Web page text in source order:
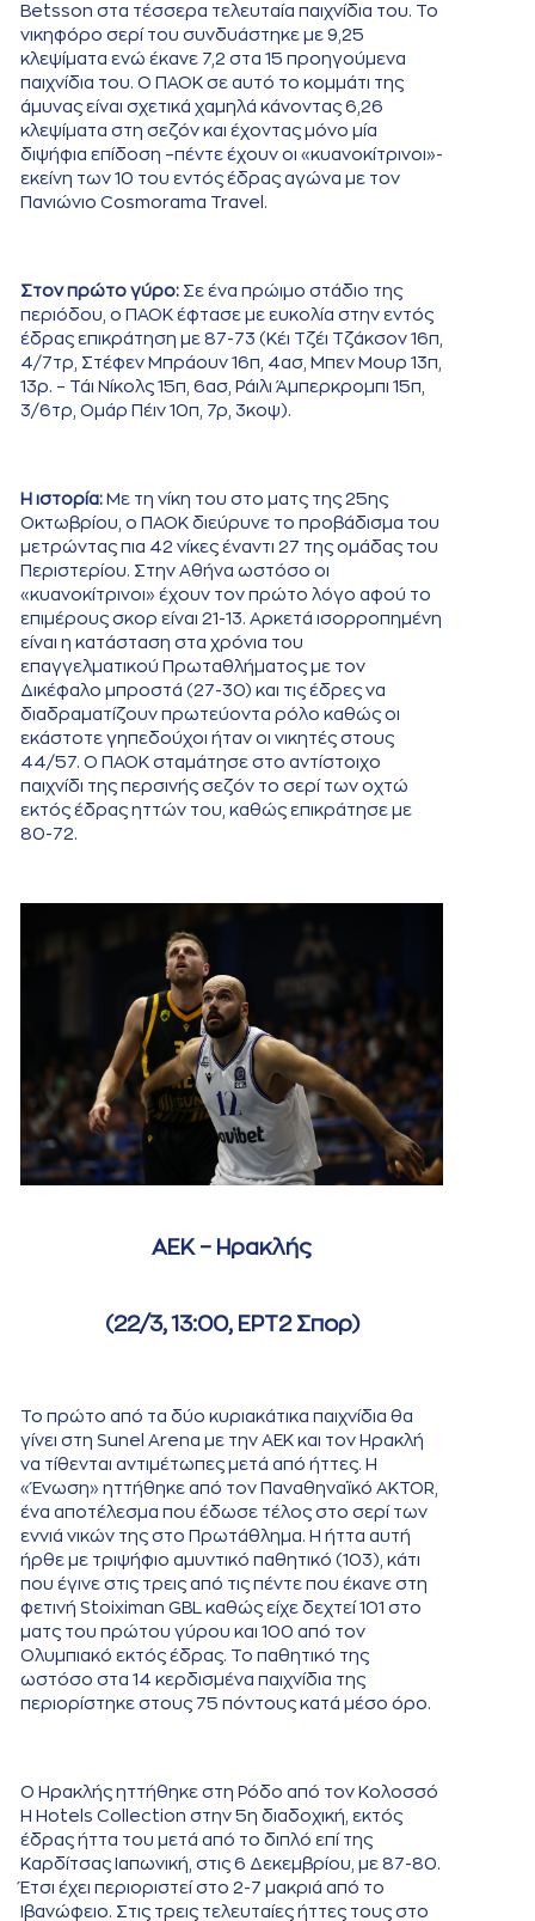
Betsson στα τέσσερα τελευταία παιχνίδια του. Το
νικηφόρο σερί του συνδυάστηκε με 9,25
κλεψίματα ενώ έκανε 7,2 στα 15 προηγούμενα
παιχνίδια του. Ο ΠΑΟΚ σε αυτό το κομμάτι της
άμυνας είναι σχετικά χαμηλά κάνοντας 6,26
κλεψίματα στη σεζόν και έχοντας μόνο μία
διψήφια επίδοση –πέντε έχουν οι «κυανοκίτρινοι»-
εκείνη των 10 του εντός έδρας αγώνα με τον
Πανιώνιο Cosmorama Travel.
Στον πρώτο γύρο: Σε ένα πρώιμο στάδιο της
περιόδου, ο ΠΑΟΚ έφτασε με ευκολία στην εντός
έδρας επικράτηση με 87-73 (Κέι Τζέι Τζάκσον 16π,
4/7τρ, Στέφεν Μπράουν 16π, 4ασ, Μπεν Μουρ 13π,
13ρ. – Τάι Νίκολς 15π, 6ασ, Ράιλι Άμπερκρομπι 15π,
3/6τρ, Ομάρ Πέιν 10π, 7ρ, 3κοψ).
Η ιστορία: Με τη νίκη του στο ματς της 25ης
Οκτωβρίου, ο ΠΑΟΚ διεύρυνε το προβάδισμα του
μετρώντας πια 42 νίκες έναντι 27 της ομάδας του
Περιστερίου. Στην Αθήνα ωστόσο οι
«κυανοκίτρινοι» έχουν τον πρώτο λόγο αφού το
επιμέρους σκορ είναι 21-13. Αρκετά ισορροπημένη
είναι η κατάσταση στα χρόνια του
επαγγελματικού Πρωταθλήματος με τον
Δικέφαλο μπροστά (27-30) και τις έδρες να
διαδραματίζουν πρωτεύοντα ρόλο καθώς οι
εκάστοτε γηπεδούχοι ήταν οι νικητές στους
44/57. Ο ΠΑΟΚ σταμάτησε στο αντίστοιχο
παιχνίδι της περσινής σεζόν το σερί των οχτώ
εκτός έδρας ηττών του, καθώς επικράτησε με
80-72.
ΑΕΚ – Ηρακλής
(22/3, 13:00, ΕΡΤ2 Σπορ)
Το πρώτο από τα δύο κυριακάτικα παιχνίδια θα
γίνει στη Sunel Arena με την ΑΕΚ και τον Ηρακλή
να τίθενται αντιμέτωπες μετά από ήττες. Η
«Ένωση» ηττήθηκε από τον Παναθηναϊκό AKTOR,
ένα αποτέλεσμα που έδωσε τέλος στο σερί των
εννιά νικών της στο Πρωτάθλημα. Η ήττα αυτή
ήρθε με τριψήφιο αμυντικό παθητικό (103), κάτι
που έγινε στις τρεις από τις πέντε που έκανε στη
φετινή Stoiximan GBL καθώς είχε δεχτεί 101 στο
ματς του πρώτου γύρου και 100 από τον
Ολυμπιακό εκτός έδρας. Το παθητικό της
ωστόσο στα 14 κερδισμένα παιχνίδια της
περιορίστηκε στους 75 πόντους κατά μέσο όρο.
Ο Ηρακλής ηττήθηκε στη Ρόδο από τον Κολοσσό
H Hotels Collection στην 5η διαδοχική, εκτός
έδρας ήττα του μετά από το διπλό επί της
Καρδίτσας Ιαπωνική, στις 6 Δεκεμβρίου, με 87-80.
Έτσι έχει περιοριστεί στο 2-7 μακριά από το
Ιβανώφειο. Στις τρεις τελευταίες ήττες τους στο